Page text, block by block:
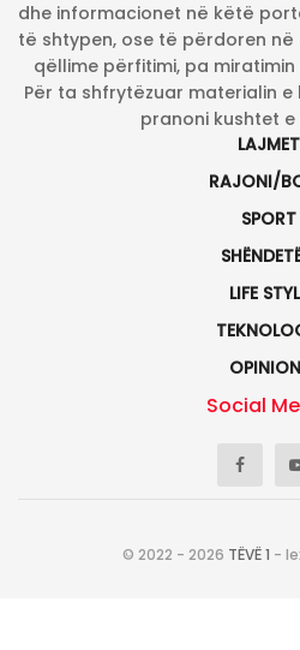
dhe informacionet në këtë
të shtypen, ose të përdoren
qëllime përfitimi, pa miratimin
Për ta shfrytëzuar materialin e
pranoni kushtet
LAJMET
RAJONI/
SPORT
LIFE
Social
© 2022 - 2026 TËVË 1 -